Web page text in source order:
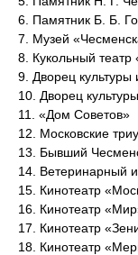
6. Памятник Б. Б.
7. Музей
8. Кукольный театр
9. Дворец
10. Дворец
11. «Дом Советов»
12. Московские
13. Бывший
14. Ветеринарный
15. Кинотеатр
16. Кинотеатр
17. Кинотеатр
18. Кинотеатр